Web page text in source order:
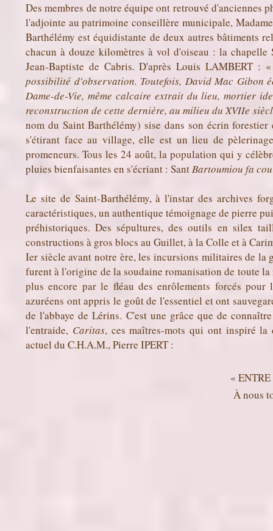
Des membres de notre équipe ont retrouvé d'anciennes
l'adjointe au patrimoine conseillère municipale,
Barthélémy est équidistante de deux autres bâtiments
chacun à douze kilomètres à vol d'oiseau : la
Jean-Baptiste de Cabris. D'après Louis LAMBERT :
possibilité d'observation. Toutefois, David Mac Gibon
Dame-de-Vie, même calcaire extrait du lieu, mortier
reconstruction de cette dernière, au milieu du XVIIe
nom du Saint Barthélémy) sise dans son écrin
s'étirant face au village, elle est un lieu de
promeneurs. Tous les 24 août, la population qui y
pluies bienfaisantes en s'écriant : SantBartoumiou fa
Le site de Saint-Barthélémy, à l'instar des archives
caractéristiques, un authentique témoignage de pierre
préhistoriques. Des sépultures, des outils en silex
constructions à gros blocs au Guillet, à la Colle et à
Ier siècle avant notre ère, les incursions militaires de la
furent à l'origine de la soudaine romanisation de toute
plus encore par le fléau des enrôlements forcés pour
azuréens ont appris le goût de l'essentiel et ont
de l'abbaye de Lérins. C'est une grâce que de
l'entraide, Caritas, ces maîtres-mots qui ont inspiré la
actuel du C.H.A.M., Pierre IPERT :
«
À nous